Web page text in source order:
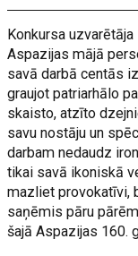
Konkursa
Aspazijas mājā
savā darbā centās
graujot patriarhālo
skaisto, atzīto
savu nostāju un
darbam nedaudz
tikai savā ikoniskā
mazliet provokatīvi,
saņēmis pāru
šajā Aspazijas 160.